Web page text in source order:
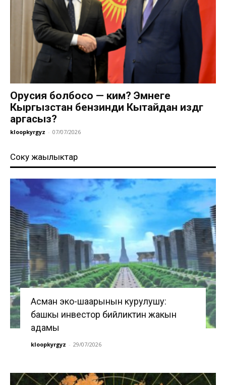
Орусия болбосо — ким? Эмнеге
Кыргызстан бензинди Кытайдан издөөгө
аргасыз?
kloopkyrgyz - 07/07/2026
Соңку жаңылыктар
Асман эко-шаарынын курулушу:
башкы инвестор бийликтин жакын
адамы
kloopkyrgyz - 29/07/2026